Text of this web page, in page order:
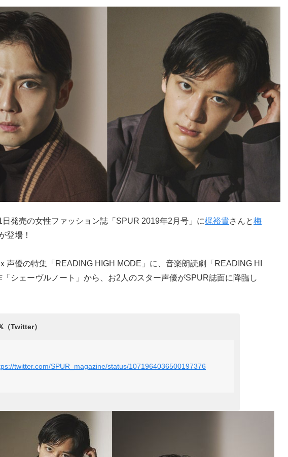
日発売の女性ファッション誌「SPUR 2019年2月号」に梶裕貴さんと梅
登場！
声優の特集「READING HIGH MODE」に、音楽朗読劇「READING HI
シェーヴルノート」から、お2人のスター声優がSPUR誌面に降臨し
twitter.com/SPUR_magazine/status/1071964036500197376